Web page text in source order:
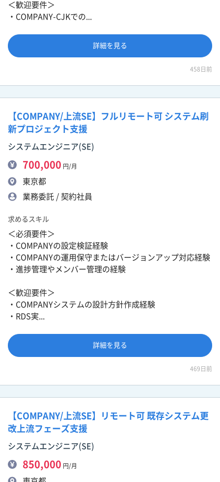
＜歓迎要件＞
・COMPANY-CJKでの...
詳細を見る
458日前
【COMPANY/上流SE】フルリモート可 システム刷
新プロジェクト支援
システムエンジニア(SE)
700,000 円/月
東京都
業務委託 / 契約社員
求めるスキル
＜必須要件＞
・COMPANYの設定検証経験
・COMPANYの運用保守またはバージョンアップ対応経験
・進捗管理やメンバー管理の経験
＜歓迎要件＞
・COMPANYシステムの設計方針作成経験
・RDS実...
詳細を見る
469日前
【COMPANY/上流SE】リモート可 既存システム更
改上流フェーズ支援
システムエンジニア(SE)
850,000 円/月